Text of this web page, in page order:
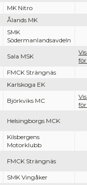
MK Nitro
Ålands MK
SMK
Södermanlandsavdeln
Sala MSK
FMCK Strängnäs
Karlskoga EK
Björkviks MC
Helsingborgs MCK
Kilsbergens
Motorklubb
FMCK Strängnäs
SMK Vingåker